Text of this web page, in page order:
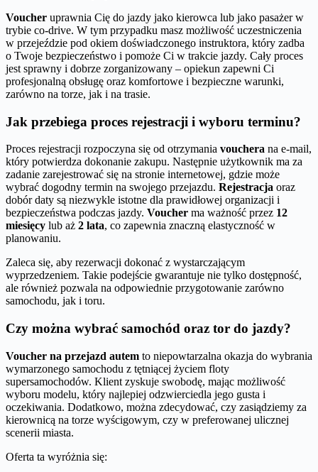
Voucher uprawnia Cię do jazdy jako kierowca lub jako pasażer w
trybie co-drive. W tym przypadku masz możliwość uczestniczenia
w przejeździe pod okiem doświadczonego instruktora, który zadba
o Twoje bezpieczeństwo i pomoże Ci w trakcie jazdy. Cały proces
jest sprawny i dobrze zorganizowany – opiekun zapewni Ci
profesjonalną obsługę oraz komfortowe i bezpieczne warunki,
zarówno na torze, jak i na trasie.
Jak przebiega proces rejestracji i wyboru terminu?
Proces rejestracji rozpoczyna się od otrzymania vouchera na e-mail,
który potwierdza dokonanie zakupu. Następnie użytkownik ma za
zadanie zarejestrować się na stronie internetowej, gdzie może
wybrać dogodny termin na swojego przejazdu. Rejestracja oraz
dobór daty są niezwykle istotne dla prawidłowej organizacji i
bezpieczeństwa podczas jazdy. Voucher ma ważność przez 12
miesięcy lub aż 2 lata, co zapewnia znaczną elastyczność w
planowaniu.
Zaleca się, aby rezerwacji dokonać z wystarczającym
wyprzedzeniem. Takie podejście gwarantuje nie tylko dostępność,
ale również pozwala na odpowiednie przygotowanie zarówno
samochodu, jak i toru.
Czy można wybrać samochód oraz tor do jazdy?
Voucher na przejazd autem to niepowtarzalna okazja do wybrania
wymarzonego samochodu z tętniącej życiem floty
supersamochodów. Klient zyskuje swobodę, mając możliwość
wyboru modelu, który najlepiej odzwierciedla jego gusta i
oczekiwania. Dodatkowo, można zdecydować, czy zasiądziemy za
kierownicą na torze wyścigowym, czy w preferowanej ulicznej
scenerii miasta.
Oferta ta wyróżnia się: